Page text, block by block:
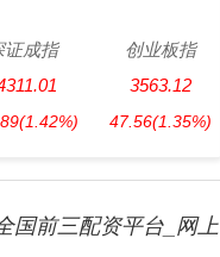
证成指
(1.42%)
创业板指
3563.12
47.56(1.35%)
国前三配资平台_网上